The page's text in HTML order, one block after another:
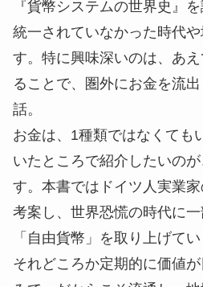
『貨幣システムの世界史』
統一されていなかった時代
す。特に興味深いのは、あ
ることで、圏外にお金を流
話。
お金は、1種類ではなくても
いたところで紹介したいの
す。本書ではドイツ人実業
考案し、世界恐慌の時代に
「自由貨幣」を取り上げて
それどころか定期的に価値